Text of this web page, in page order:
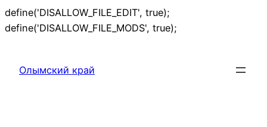
define('DISALLOW_FILE_EDIT', true);
define('DISALLOW_FILE_MODS', true);
Олымский край